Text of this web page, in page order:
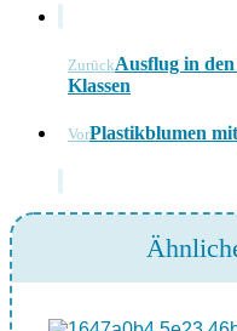
ZurückAusflug in
Klassen
VorPlastikblumen